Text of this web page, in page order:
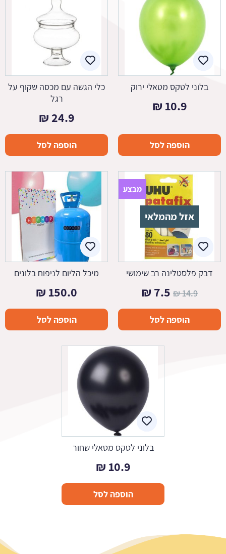
בלוני לטקס מטאלי ירוק
10.9
₪
הוספה לסל
כלי הגשה עם מכסה שקוף על
רגל
24.9
₪
הוספה לסל
אזל מהמלאי
מבצע
דבק פלסטלינה רב שימושי
14.9
₪ המחיר
המקורי
היה:
7.5
₪
הנוכחי
הוספה לסל
מיכל הליום לניפוח בלונים
150.0
₪
הוספה לסל
בלוני לטקס מטאלי שחור
10.9
₪
הוספה לסל